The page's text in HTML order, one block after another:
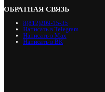
ОБРАТНАЯ СВЯЗЬ
8(812)209-15-35
Написать в Telegram
Написать в Max
Написать в ВК